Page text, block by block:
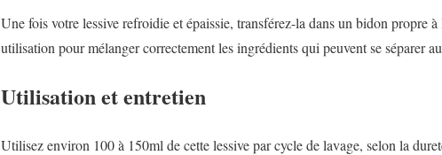
Une fois votre lessive refroidie et épaissie, transférez-la dans un bidon propre
utilisation pour mélanger correctement les ingrédients qui peuvent se séparer
Utilisation et entretien
Utilisez environ 100 à 150ml de cette lessive par cycle de lavage, selon la